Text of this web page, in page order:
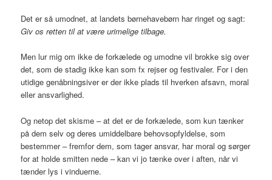
Det er så umodnet, at landets børnehavebørn har ringet og sagt:
Giv os retten til at være urimelige tilbage.
Men lur mig om ikke de forkælede og umodne vil brokke sig over
det, som de stadig ikke kan som fx rejser og festivaler. For i den
utidige genåbningsiver er der ikke plads til hverken afsavn, moral
eller ansvarlighed.
Og netop det skisme – at det er de forkælede, som kun tænker
på dem selv og deres umiddelbare behovsopfyldelse, som
bestemmer – fremfor dem, som tager ansvar, har moral og sørger
for at holde smitten nede – kan vi jo tænke over i aften, når vi
tænder lys i vinduerne.